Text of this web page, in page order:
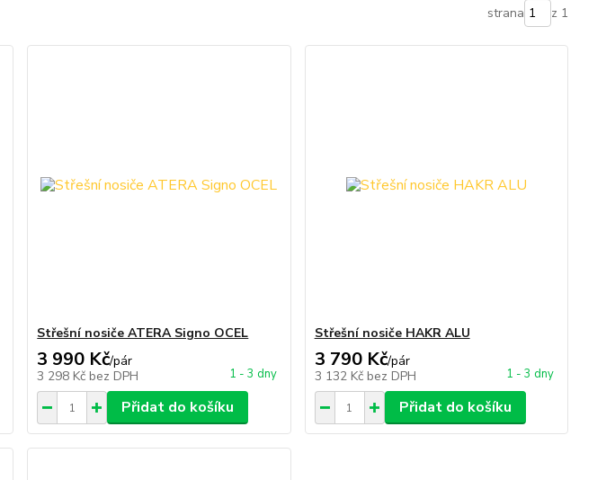
strana z 1
Střešní nosiče ATERA Signo OCEL
3 990 Kč/pár
3 298 Kč bez DPH 1 - 3 dny
Přidat do košíku
Střešní nosiče HAKR ALU
3 790 Kč/pár
3 132 Kč bez DPH 1 - 3 dny
Přidat do košíku